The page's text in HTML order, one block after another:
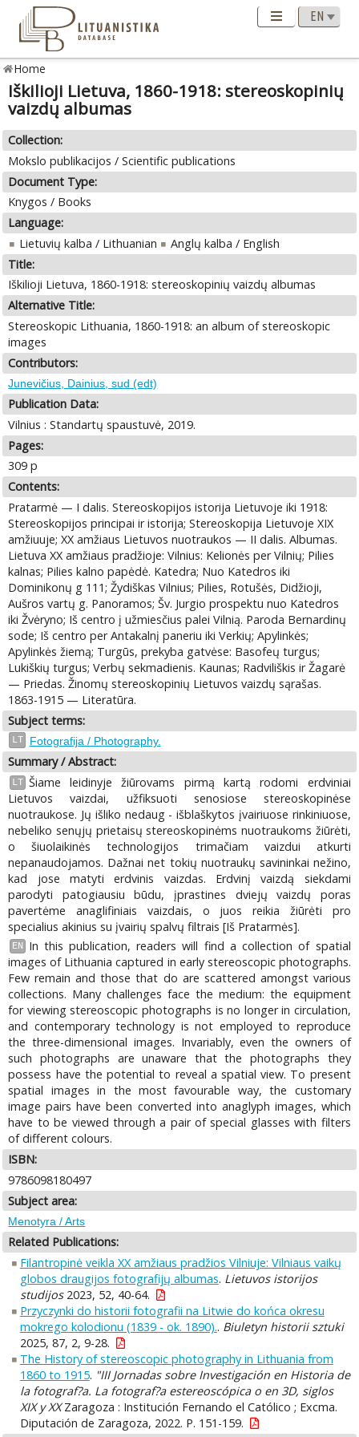
Home
Iškilioji Lietuva, 1860-1918: stereoskopinių
vaizdų albumas
Collection:
Mokslo publikacijos / Scientific publications
Document Type:
Knygos / Books
Language:
Lietuvių kalba / Lithuanian
Anglų kalba / English
Title:
Iškilioji Lietuva, 1860-1918: stereoskopinių vaizdų albumas
Alternative Title:
Stereoskopic Lithuania, 1860-1918: an album of stereoskopic
images
Contributors:
Junevičius, Dainius, sud (edt)
Publication Data:
Vilnius : Standartų spaustuvė, 2019.
Pages:
309 p
Contents:
Pratarmė — I dalis. Stereoskopijos istorija Lietuvoje iki 1918:
Stereoskopijos principai ir istorija; Stereoskopija Lietuvoje XIX
amžiuuje; XX amžiaus Lietuvos nuotraukos — II dalis. Albumas.
Lietuva XX amžiaus pradžioje: Vilnius: Kelionės per Vilnių; Pilies
kalnas; Pilies kalno papėdė. Katedra; Nuo Katedros iki
Dominikonų g 111; Žydiškas Vilnius; Pilies, Rotušės, Didžioji,
Aušros vartų g. Panoramos; Šv. Jurgio prospektu nuo Katedros
iki Žvėryno; Iš centro į užmiesčius palei Vilnią. Paroda Bernardinų
sode; Iš centro per Antakalnį paneriu iki Verkių; Apylinkės;
Apylinkės žiemą; Turgūs, prekyba gatvėse: Basofeų turgus;
Lukiškių turgus; Verbų sekmadienis. Kaunas; Radviliškis ir Žagarė
— Priedas. Žinomų stereoskopinių Lietuvos vaizdų sąrašas.
1863-1915 — Literatūra.
Subject terms:
LT Fotografija / Photography.
Summary / Abstract:
LT Šiame leidinyje žiūrovams pirmą kartą rodomi erdviniai
Lietuvos vaizdai, užfiksuoti senosiose stereoskopinėse
nuotraukose. Jų išliko nedaug - išblaškytos įvairiuose rinkiniuose,
nebeliko senųjų prietaisų stereoskopinėms nuotraukoms žiūrėti,
o šiuolaikinės technologijos trimačiam vaizdui atkurti
nepanaudojamos. Dažnai net tokių nuotraukų savininkai nežino,
kad jose matyti erdvinis vaizdas. Erdvinį vaizdą siekdami
parodyti patogiausiu būdu, įprastines dviejų vaizdų poras
pavertėme anaglifiniais vaizdais, o juos reikia žiūrėti pro
specialius akinius su įvairių spalvų filtrais [Iš Pratarmės].
EN
In this publication, readers will find a collection of spatial
images of Lithuania captured in early stereoscopic photographs.
Few remain and those that do are scattered amongst various
collections. Many challenges face the medium: the equipment
for viewing stereoscopic photographs is no longer in circulation,
and contemporary technology is not employed to reproduce
the three-dimensional images. Invariably, even the owners of
such photographs are unaware that the photographs they
possess have the potential to reveal a spatial view. To present
spatial images in the most favourable way, the customary
image pairs have been converted into anaglyph images, which
have to be viewed through a pair of special glasses with filters
of different colours.
ISBN:
9786098180497
Subject area:
Menotyra / Arts
Related Publications:
Filantropinė veikla XX amžiaus pradžios Vilniuje: Vilniaus vaikų
globos draugijos fotografijų albumas. Lietuvos istorijos
studijos2023, 52, 40-64.
Przyczynki do historii fotografii na Litwie do końca okresu
mokrego kolodionu (1839 - ok. 1890).. Biuletyn historii sztuki
2025, 87, 2, 9-28.
The History of stereoscopic photography in Lithuania from
1860 to 1915. "III Jornadas sobre Investigación en Historia de
la fotograf?a. La fotograf?a estereoscópica o en 3D, siglos
XIX y XXZaragoza : Institución Fernando el Católico ; Excma.
Diputación de Zaragoza, 2022. P. 151-159.